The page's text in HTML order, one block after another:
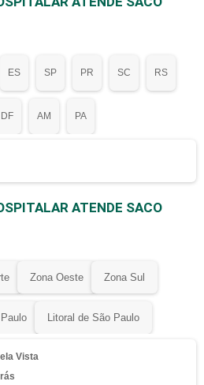
ES SP PR SC RS
AM PA
ATENDE SACO
Zona Oeste Zona Sul
Litoral de São Paulo
Vista